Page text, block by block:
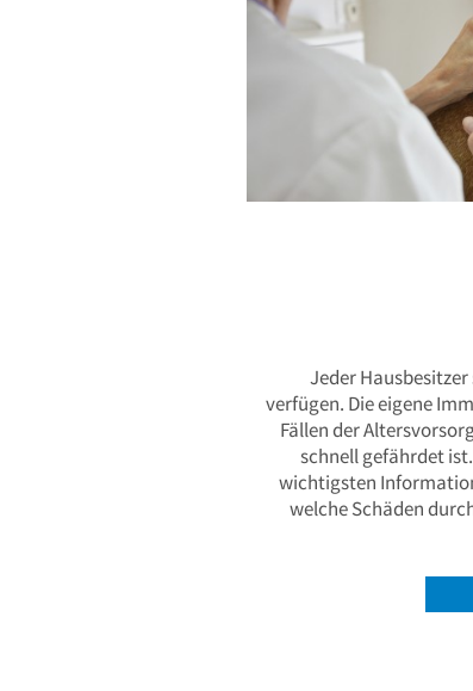
Jeder
verfügen. Die eigene
Fällen der
schnell gefährdet
wichtigsten
welche Schäden